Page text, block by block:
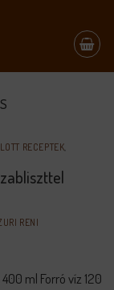
RECEPTEK,
RENI
ml Forró víz 120